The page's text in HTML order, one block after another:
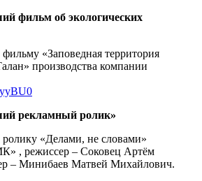
фильм об экологических
«Заповедная территория
производства компании
рекламный ролик»
«Делами, не словами»
, режиссер – Соковец Артём
– Минибаев Матвей Михайлович.